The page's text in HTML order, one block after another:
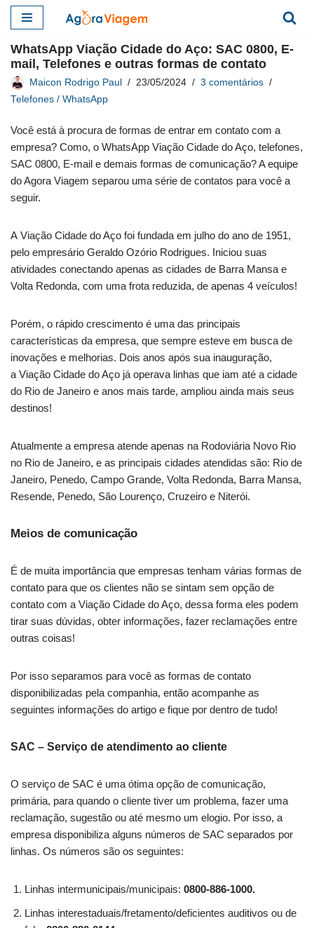
para
o
conteúdo
WhatsApp Viação Cidade do Aço: SAC 0800, E-
mail, Telefones e outras formas de contato
Maicon Rodrigo Paul 23/05/2024
3 comentários
Telefones / WhatsApp
Você está à procura de formas de entrar em contato com a
empresa? Como, o WhatsApp Viação Cidade do Aço, telefones,
SAC 0800, E-mail e demais formas de comunicação? A equipe
do Agora Viagem separou uma série de contatos para você a
seguir.
A Viação Cidade do Aço foi fundada em julho do ano de 1951,
pelo empresário Geraldo Ozório Rodrigues. Iniciou suas
atividades conectando apenas as cidades de Barra Mansa e
Volta Redonda, com uma frota reduzida, de apenas 4 veículos!
Porém, o rápido crescimento é uma das principais
características da empresa, que sempre esteve em busca de
inovações e melhorias. Dois anos após sua inauguração,
a Viação Cidade do Aço já operava linhas que iam até a cidade
do Rio de Janeiro e anos mais tarde, ampliou ainda mais seus
destinos!
Atualmente a empresa atende apenas na Rodoviária Novo Rio
no Rio de Janeiro, e as principais cidades atendidas são: Rio de
Janeiro, Penedo, Campo Grande, Volta Redonda, Barra Mansa,
Resende, Penedo, São Lourenço, Cruzeiro e Niterói.
Meios de comunicação
É de muita importância que empresas tenham várias formas de
contato para que os clientes não se sintam sem opção de
contato com a Viação Cidade do Aço, dessa forma eles podem
tirar suas dúvidas, obter informações, fazer reclamações entre
outras coisas!
Por isso separamos para você as formas de contato
disponibilizadas pela companhia, então acompanhe as
seguintes informações do artigo e fique por dentro de tudo!
SAC – Serviço de atendimento ao cliente
O serviço de SAC é uma ótima opção de comunicação,
primária, para quando o cliente tiver um problema, fazer uma
reclamação, sugestão ou até mesmo um elogio. Por isso, a
empresa disponibiliza alguns números de SAC separados por
linhas. Os números são os seguintes:
Linhas intermunicipais/municipais: 0800-886-1000.
Linhas interestaduais/fretamento/deficientes auditivos ou de